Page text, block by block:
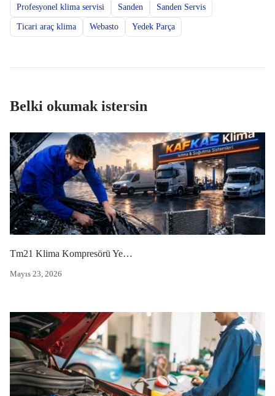
Profesyonel klima servisi Sanden Sanden Servis
Ticari araç klima Webasto Yedek Parça
Belki okumak istersin
Mayıs 23, 2026
Tm21 Klima Kompresörü Yedek Parça